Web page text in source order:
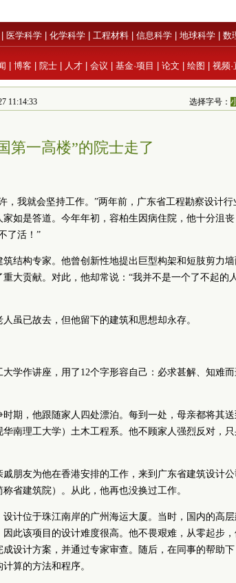
医学科学 化学科学 工程材料 信息科学 地球科学 数
博客 院士 人才 会议 基金·项目 论文 绘图 视频·
11:14:33 选择字号：
第一高楼”的院士走了
，我就会坚持工作。”两年前，广东省工程勘察设计行
如是答道。今年年初，容柏生因病住院，他十分沮丧
了活！”
结构专家。他曾创新性地提出巨型构架和短肢剪力
大贡献。对此，他却常说：“我并不是一个了不起的
虽已故去，但他留下的建筑和思想却永存。
学作讲座，用了12个字形容自己：必求甚解、知难而
期，他跟随家人四处漂泊。每到一处，母亲都将其送
南理工大学）土木工程系。他不顾家人强烈反对，
朋友为他在香港安排的工作，来到广东省建筑设计公
省建筑院）。从此，他再也没换过工作。
计位于珠江南岸的广州海运大厦。当时，国内的高
此该项目的设计难度很高。他不畏艰难，从零起步，
设计方案，并通过专家审查。随后，在同事的帮助
算的方法和程序。